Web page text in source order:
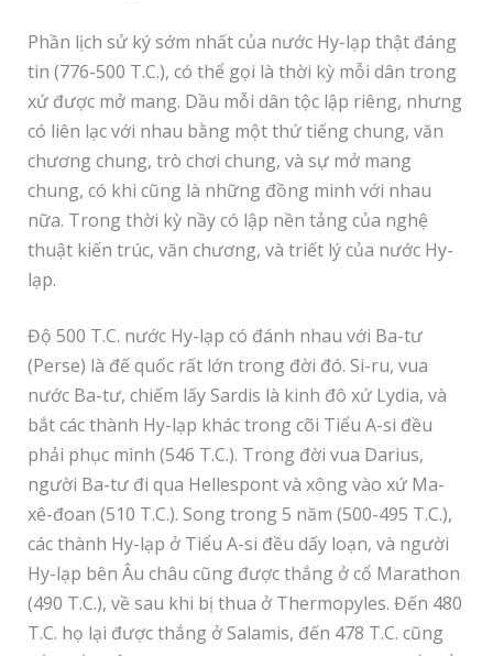
Phần lịch sử ký sớm nhất của nước Hy-lạp thật đáng
tin (776-500 T.C.), có thể gọi là thời kỳ mỗi dân trong
xứ được mở mang. Dầu mỗi dân tộc lập riêng, nhưng
có liên lạc với nhau bằng một thứ tiếng chung, văn
chương chung, trò chơi chung, và sự mở mang
chung, có khi cũng là những đồng minh với nhau
nữa. Trong thời kỳ nầy có lập nền tảng của nghệ
thuật kiến trúc, văn chương, và triết lý của nước Hy-
lạp.
Độ 500 T.C. nước Hy-lạp có đánh nhau với Ba-tư
(Perse) là đế quốc rất lớn trong đời đó. Si-ru, vua
nước Ba-tư, chiếm lấy Sardis là kinh đô xứ Lydia, và
bắt các thành Hy-lạp khác trong cõi Tiểu A-si đều
phải phục mình (546 T.C.). Trong đời vua Darius,
người Ba-tư đi qua Hellespont và xông vào xứ Ma-
xê-đoan (510 T.C.). Song trong 5 năm (500-495 T.C.),
các thành Hy-lạp ở Tiểu A-si đều dấy loạn, và người
Hy-lạp bên Âu châu cũng được thắng ở cổ Marathon
(490 T.C.), về sau khi bị thua ở Thermopyles. Đến 480
T.C. họ lại được thắng ở Salamis, đến 478 T.C. cũng